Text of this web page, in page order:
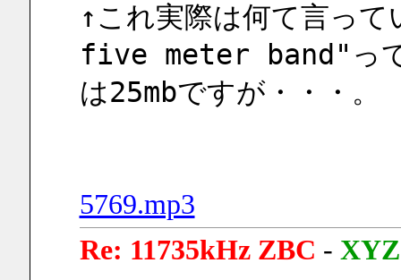
↑これ実際は何て言っ
five meter band"って
は25mbですが・・・。
5769.mp3
Re: 11735kHz ZBC - XYZ